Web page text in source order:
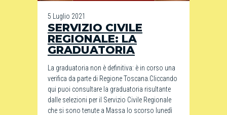
5 Luglio 2021
SERVIZIO CIVILE
REGIONALE: LA
GRADUATORIA
La graduatoria non è definitiva: è in corso una
verifica da parte di Regione Toscana.Cliccando
qui puoi consultare la graduatoria risultante
dalle selezioni per il Servizio Civile Regionale
che si sono tenute a Massa lo scorso lunedì